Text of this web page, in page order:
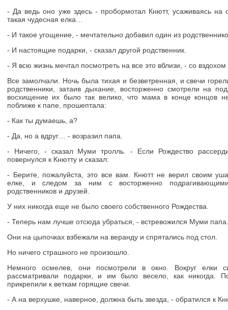
- Да ведь оно уже здесь - пробормотал Кнютт, усаживаясь на
такая чудесная елка…
- И такое угощение, - мечтательно добавил один из
- И настоящие подарки, - сказал другой родственник.
- Я всю жизнь мечтал посмотреть на все это вблизи, - со вздохом
Все замолчали. Ночь была тихая и безветренная, и свечи
родственники, затаив дыхание, восторженно смотрели на
восхищение их было так велико, что мама в конце концов
поближе к папе, прошептала:
- Как ты думаешь, а?
- Да, но а вдруг… - возразил папа.
- Ничего, - сказал Муми тролль. - Если Рождество
повернулся к Кнютту и сказал:
- Берите, пожалуйста, это все вам. Кнютт не верил своим
елке, и следом за ним с восторженно
родственников и друзей.
У них никогда еще не было своего собственного Рождества.
- Теперь нам лучше отсюда убраться, - встревожился Муми папа.
Они на цыпочках взбежали на веранду и спрятались под стол.
Но ничего страшного не произошло.
Немного осмелев, они посмотрели в окно. Вокруг елки
рассматривали подарки, и им было весело, как никогда.
прикрепили к веткам горящие свечи.
- А на верхушке, наверное, должна быть звезда, - обратился к